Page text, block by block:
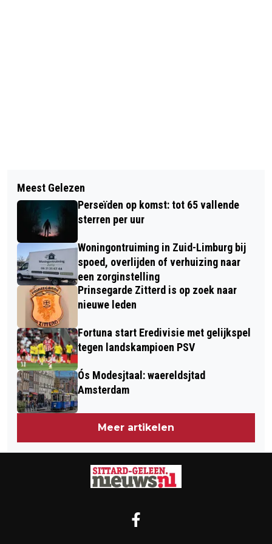
VIDEO GELEENSE SMALFILM- EN
VIDEOCLUB: CAFÉ NOIR
BELEEF TOPSPORT, TALENT EN
INNOVATIE TIJDENS DE OPEN DAG
VAN WATERSLEY
Meest Gelezen
Perseïden op komst: tot 65 vallende
sterren per uur
Woningontruiming in Zuid-Limburg bij
spoed, overlijden of verhuizing naar
een zorginstelling
Prinsegarde Zitterd is op zoek naar
nieuwe leden
Fortuna start Eredivisie met gelijkspel
tegen landskampioen PSV
Ós Modesjtaal: waereldsjtad
Amsterdam
Meer artikelen